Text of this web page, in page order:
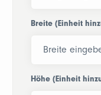
Breite (Einheit
Höhe (Einheit